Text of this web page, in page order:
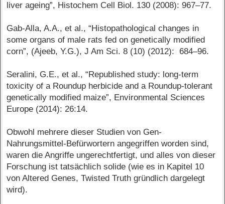
liver ageing”, Histochem Cell Biol. 130 (2008): 967–77.
Gab-Alla, A.A., et al., “Histopathological changes in
some organs of male rats fed on genetically modified
corn”, (Ajeeb, Y.G.), J Am Sci. 8 (10) (2012): 684–96.
Seralini, G.E., et al., “Republished study: long-term
toxicity of a Roundup herbicide and a Roundup-tolerant
genetically modified maize”, Environmental Sciences
Europe (2014): 26:14.
Obwohl mehrere dieser Studien von Gen-
Nahrungsmittel-Befürwortern angegriffen worden sind,
waren die Angriffe ungerechtfertigt, und alles von dieser
Forschung ist tatsächlich solide (wie es in Kapitel 10
von Altered Genes, Twisted Truth gründlich dargelegt
wird).